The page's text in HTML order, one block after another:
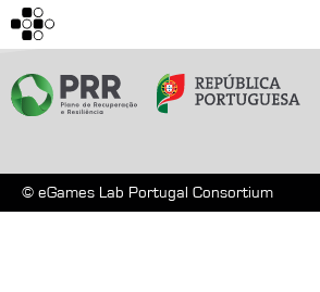
© eGames Lab Portugal Consortium